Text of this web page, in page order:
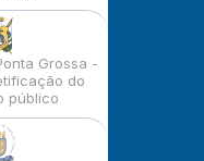
Grossa -
do
público